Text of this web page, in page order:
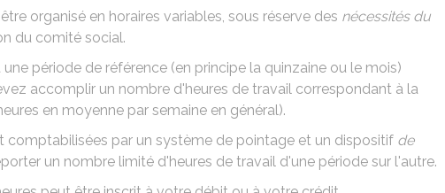
organisé en horaires variables, sous réserve des nécessités du
du comité social.
période de référence (en principe la quinzaine ou le mois)
accomplir un nombre d'heures de travail correspondant à la
en moyenne par semaine en général).
comptabilisées par un système de pointage et un dispositif de
un nombre limité d'heures de travail d'une période sur l'autre.